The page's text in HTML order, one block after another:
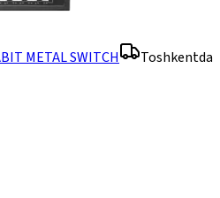
METAL SWITCH
Toshkentda